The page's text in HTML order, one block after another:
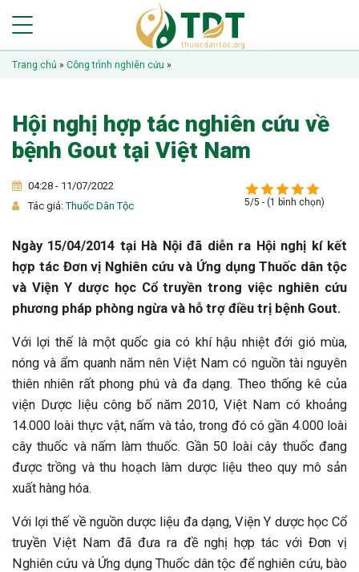
Trang chủ » Công trình nghiên cứu »
Hội nghị hợp tác nghiên cứu về
bệnh Gout tại Việt Nam
04:28 - 11/07/2022
Tác giả:Thuốc Dân Tộc 5/5 - (1 bình chọn)
Ngày 15/04/2014 tại Hà Nội đã diễn ra Hội nghị kí kết
hợp tác Đơn vị Nghiên cứu và Ứng dụng Thuốc dân tộc
và Viện Y dược học Cổ truyền trong việc nghiên cứu
phương pháp phòng ngừa và hỗ trợ điều trị bệnh Gout.
Với lợi thế là một quốc gia có khí hậu nhiệt đới gió mùa,
nóng và ẩm quanh năm nên Việt Nam có nguồn tài nguyên
thiên nhiên rất phong phú và đa dạng. Theo thống kê của
viện Dược liệu công bố năm 2010, Việt Nam có khoảng
14.000 loài thực vật, nấm và tảo, trong đó có gần 4.000 loài
cây thuốc và nấm làm thuốc. Gần 50 loài cây thuốc đang
được trồng và thu hoạch làm dược liệu theo quy mô sản
xuất hàng hóa.
Với lợi thế về nguồn dược liệu đa dạng, Viện Y dược học Cổ
truyền Việt Nam đã đưa ra đề nghị hợp tác với Đơn vị
Nghiên cứu và Ứng dụng Thuốc dân tộc để nghiên cứu, bào